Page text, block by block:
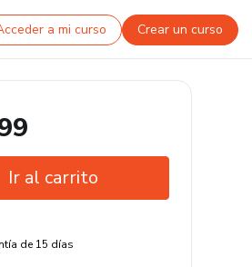
a mi curso Crear un curso
Ir al carrito
de 15 días